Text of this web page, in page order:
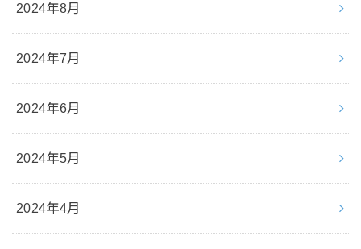
2024年8月
2024年7月
2024年6月
2024年5月
2024年4月